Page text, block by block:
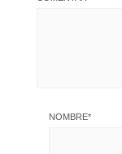
NOMBRE*